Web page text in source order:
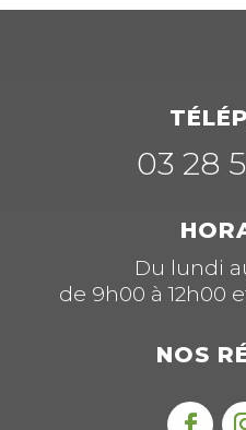
03 28
Du lundi
de 9h00 à 12h00
NOS